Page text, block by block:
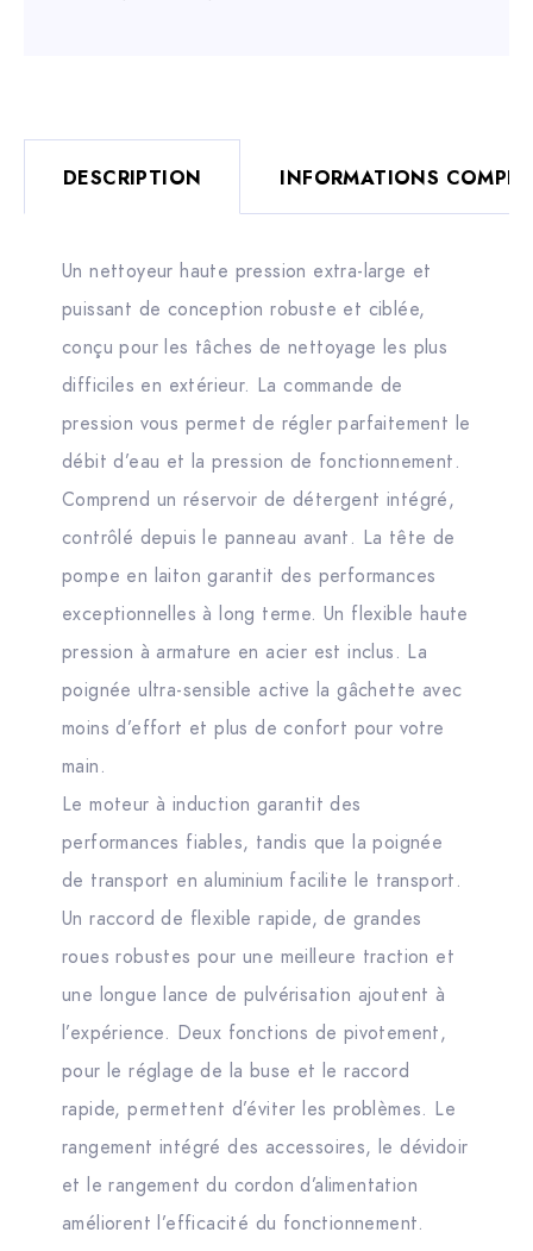
DESCRIPTION INFORMATIONS
Un nettoyeur haute pression extra-large et
puissant de conception robuste et ciblée,
conçu pour les tâches de nettoyage les plus
difficiles en extérieur. La commande de
pression vous permet de régler parfaitement le
débit d’eau et la pression de fonctionnement.
Comprend un réservoir de détergent intégré,
contrôlé depuis le panneau avant. La tête de
pompe en laiton garantit des performances
exceptionnelles à long terme. Un flexible haute
pression à armature en acier est inclus. La
poignée ultra-sensible active la gâchette avec
moins d’effort et plus de confort pour votre
main.
Le moteur à induction garantit des
performances fiables, tandis que la poignée
de transport en aluminium facilite le transport.
Un raccord de flexible rapide, de grandes
roues robustes pour une meilleure traction et
une longue lance de pulvérisation ajoutent à
l’expérience. Deux fonctions de pivotement,
pour le réglage de la buse et le raccord
rapide, permettent d’éviter les problèmes. Le
rangement intégré des accessoires, le dévidoir
et le rangement du cordon d’alimentation
améliorent l’efficacité du fonctionnement.